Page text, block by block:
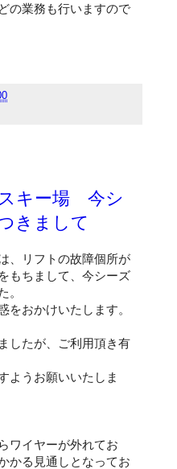
の業務も行いますので
キー場 今シ
きまして
、リフトの故障個所が
もちまして、今シーズ
。
をおかけいたします。
したが、ご利用頂き有
ようお願いいたしま
ワイヤーが外れてお
かる見通しとなってお